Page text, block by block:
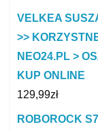
VELKEA
>>
NEO24.PL >
KUP ONLINE
129,99zł
ROBOROCK